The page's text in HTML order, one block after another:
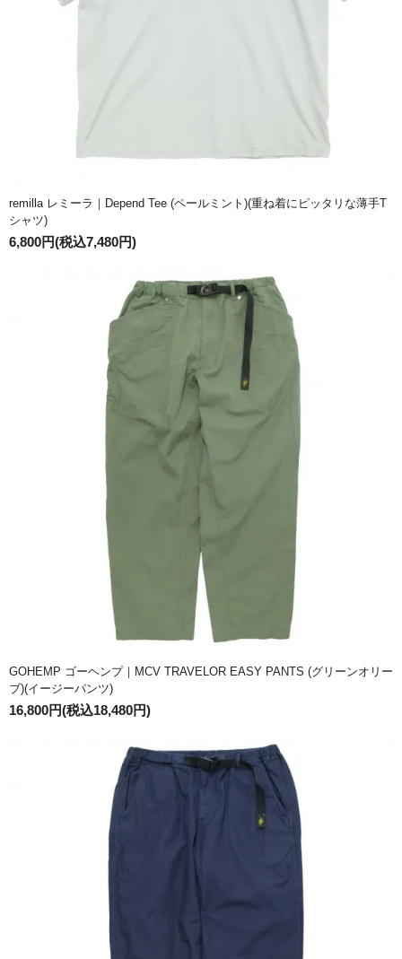
remilla レミーラ｜Depend Tee (ペールミント)(重ね着にピッタリな薄手T
シャツ)
6,800円(税込7,480円)
GOHEMP ゴーヘンプ｜MCV TRAVELOR EASY PANTS (グリーンオリー
ブ)(イージーパンツ)
16,800円(税込18,480円)